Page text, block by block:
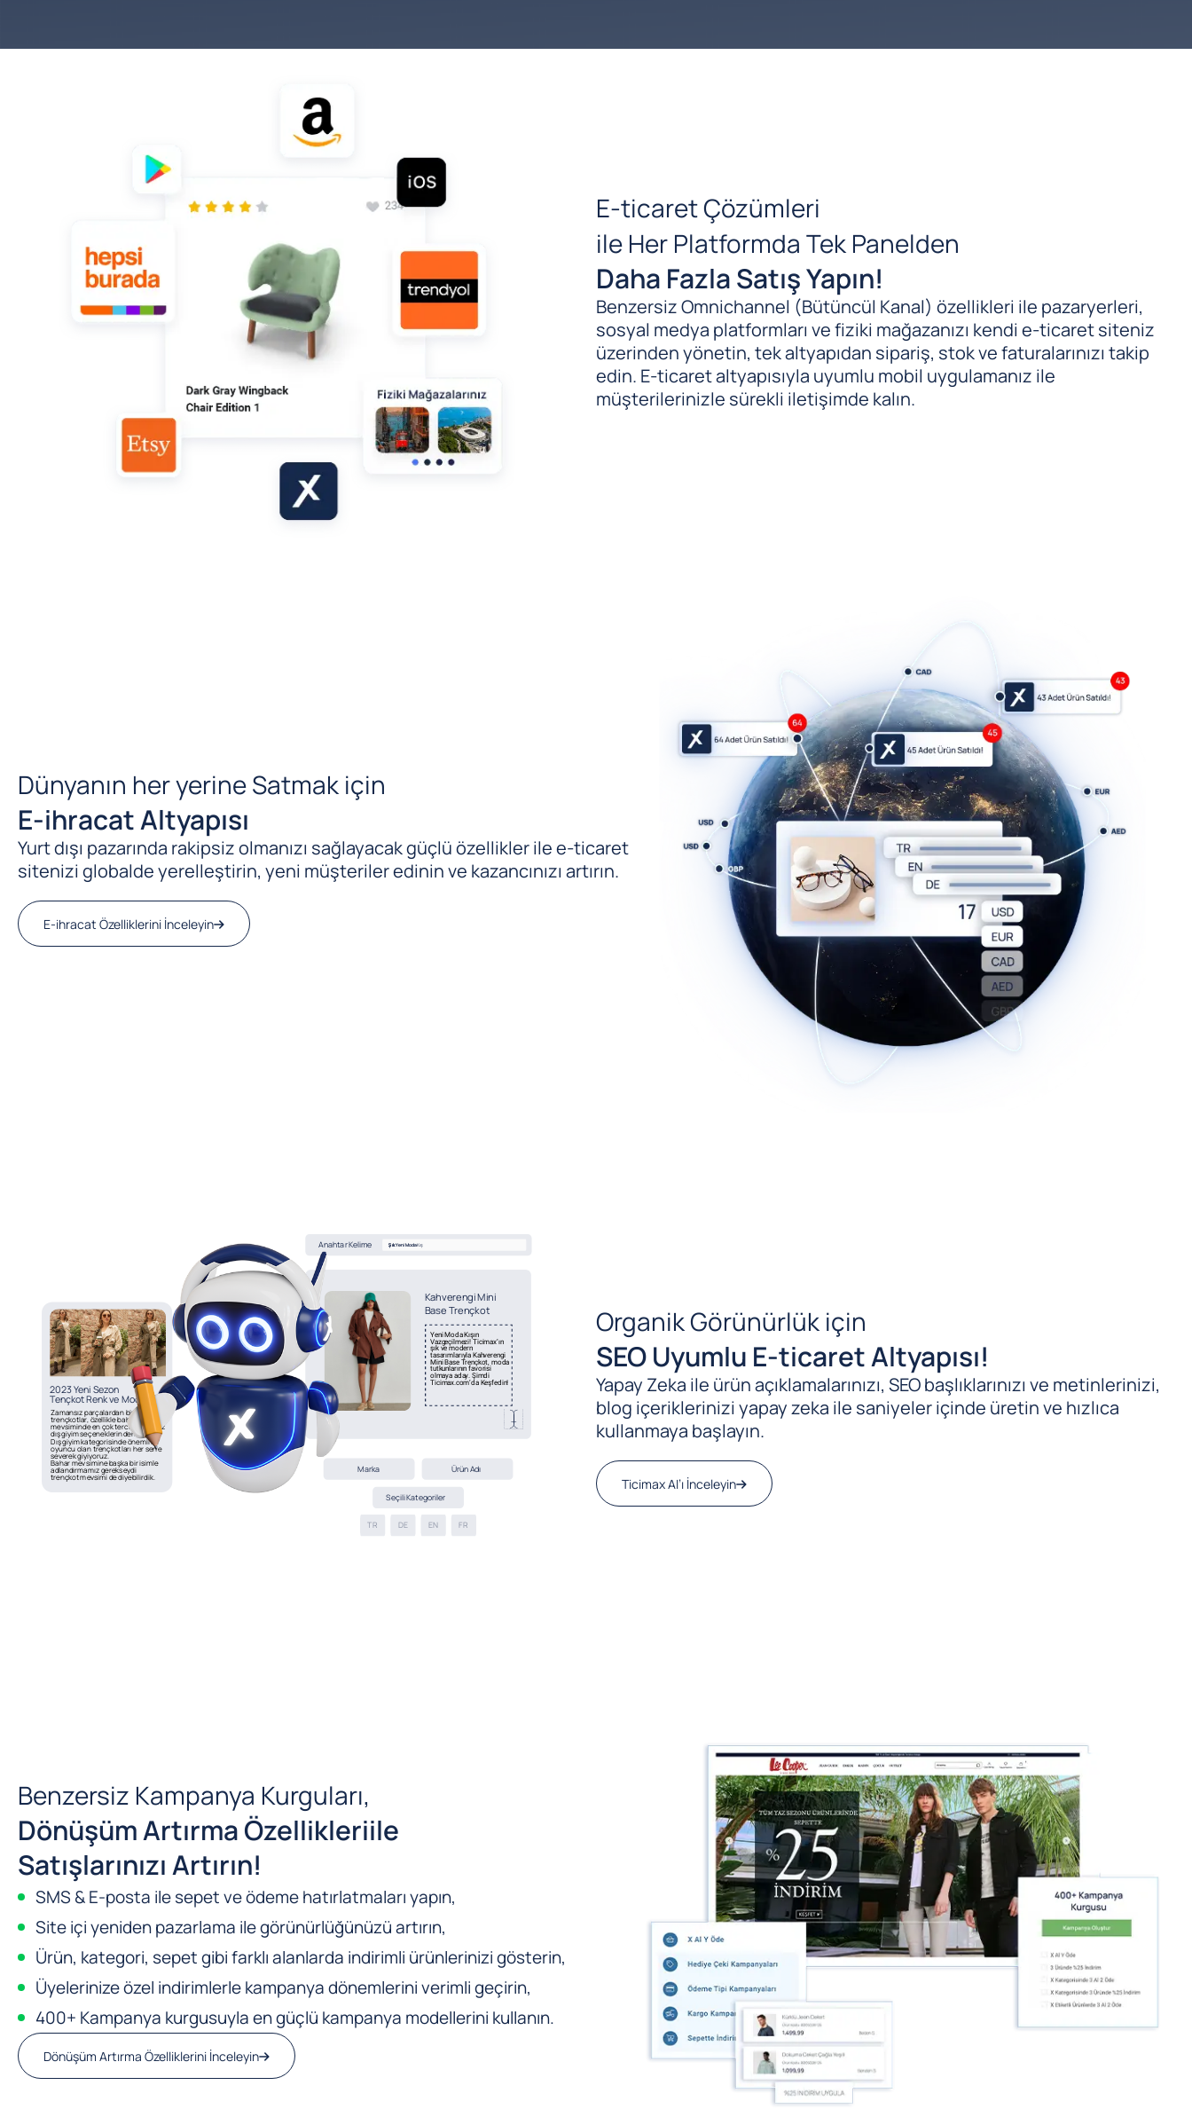
E-ticaret Çözümleri
ile Her Platformda Tek Panelden
Daha Fazla Satış Yapın!
Benzersiz Omnichannel (Bütüncül Kanal) özellikleri ile pazaryerleri,
sosyal medya platformları ve fiziki mağazanızı kendi e-ticaret siteniz
üzerinden yönetin, tek altyapıdan sipariş, stok ve faturalarınızı takip
edin. E-ticaret altyapısıyla uyumlu mobil uygulamanız ile
müşterilerinizle sürekli iletişimde kalın.
Dünyanın her yerine Satmak için
E-ihracat Altyapısı
Yurt dışı pazarında rakipsiz olmanızı sağlayacak güçlü özellikler ile e-ticaret
sitenizi globalde yerelleştirin, yeni müşteriler edinin ve kazancınızı artırın.
E-ihracat Özelliklerini İnceleyin
Organik Görünürlük için
SEO Uyumlu E-ticaret Altyapısı!
Yapay Zeka ile ürün açıklamalarınızı, SEO başlıklarınızı ve metinlerinizi,
blog içeriklerinizi yapay zeka ile saniyeler içinde üretin ve hızlıca
kullanmaya başlayın.
Ticimax AI’ı İnceleyin
Benzersiz Kampanya Kurguları,
Dönüşüm Artırma Özellikleriile
Satışlarınızı Artırın!
SMS & E-posta ile sepet ve ödeme hatırlatmaları yapın,
Site içi yeniden pazarlama ile görünürlüğünüzü artırın,
Ürün, kategori, sepet gibi farklı alanlarda indirimli ürünlerinizi gösterin,
Üyelerinize özel indirimlerle kampanya dönemlerini verimli geçirin,
400+ Kampanya kurgusuyla en güçlü kampanya modellerini kullanın.
Dönüşüm Artırma Özelliklerini İnceleyin